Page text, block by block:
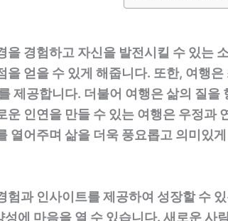
을 경험하고 자신을 발전시킬 수 있는
을 얻을 수 있게 해줍니다. 또한, 여행
제공합니다. 더불어 여행은 삶의 질
운 인연을 만들 수 있는 여행은 우정과
열어주며 삶을 더욱 풍요롭고 의미있
험과 인사이트를 제공하여 성장할 수
에 마음을 열 수 있습니다. 새로운